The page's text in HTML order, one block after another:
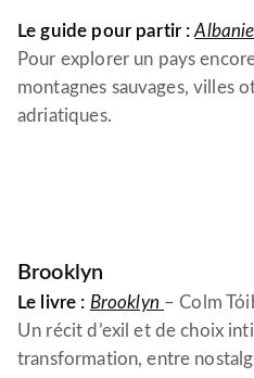
Le guide pour partir :
Pour explorer un pays
montagnes sauvages, villes
adriatiques.
Brooklyn
Le livre : Brooklyn –Colm
Un récit d’exil et de choix
transformation, entre